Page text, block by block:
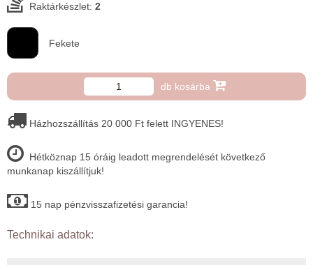
Raktárkészlet: 2
Fekete
db kosárba
Házhozszállítás 20 000 Ft felett INGYENES!
Hétköznap 15 óráig leadott megrendelését következő
munkanap kiszállítjuk!
15 nap pénzvisszafizetési garancia!
Technikai adatok: